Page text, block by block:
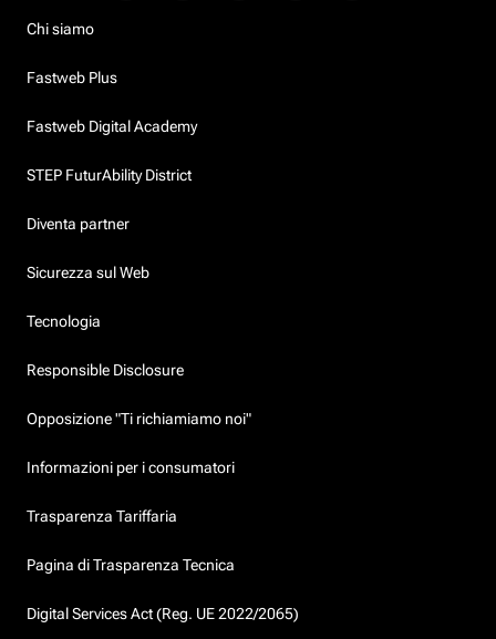
Chi siamo
Fastweb Plus
Fastweb Digital Academy
STEP FuturAbility District
Diventa partner
Sicurezza sul Web
Tecnologia
Responsible Disclosure
Opposizione "Ti richiamiamo noi"
Informazioni per i consumatori
Trasparenza Tariffaria
Pagina di Trasparenza Tecnica
Digital Services Act (Reg. UE 2022/2065)